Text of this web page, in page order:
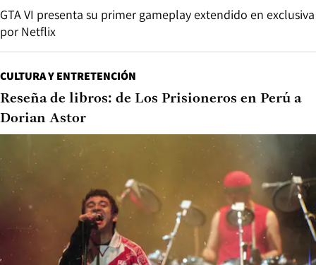
GTA VI presenta su primer gameplay extendido en exclusiva
por Netflix
CULTURA Y ENTRETENCIÓN
Reseña de libros: de Los Prisioneros en Perú a
Dorian Astor